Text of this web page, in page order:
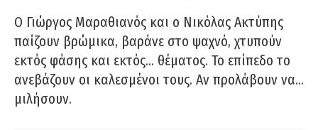
Ο Γιώργος Μαραθιανός και ο Νικόλας Ακτύπης
παίζουν βρώμικα, βαράνε στο ψαχνό, χτυπούν
εκτός φάσης και εκτός… θέματος. Το επίπεδο το
ανεβάζουν οι καλεσμένοι τους. Αν προλάβουν να…
μιλήσουν.